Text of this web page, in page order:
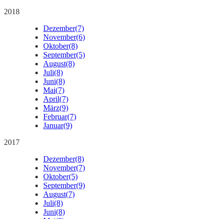
2018
Dezember(7)
November(6)
Oktober(8)
September(5)
August(8)
Juli(8)
Juni(8)
Mai(7)
April(7)
März(9)
Februar(7)
Januar(9)
2017
Dezember(8)
November(7)
Oktober(5)
September(9)
August(7)
Juli(8)
Juni(8)